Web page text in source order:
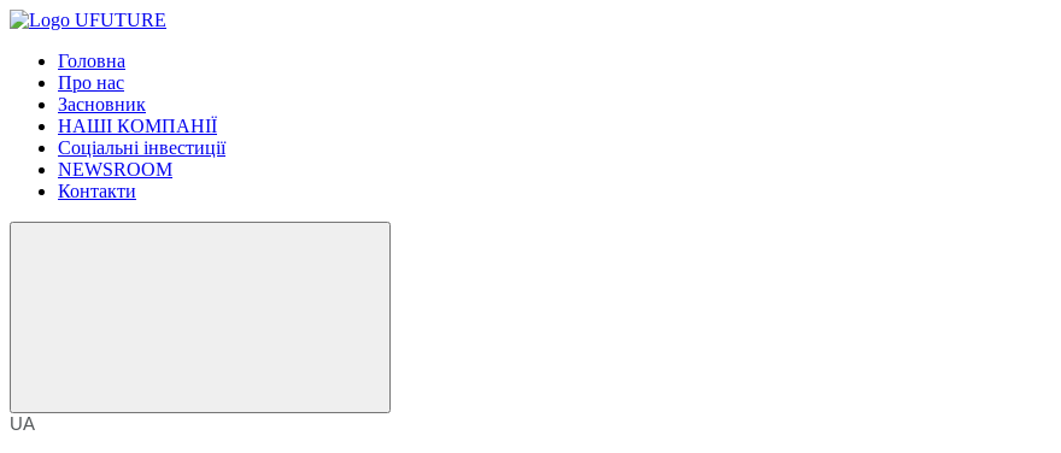
Головна
Про нас
Засновник
НАШІ КОМПАНІЇ
Соціальні інвестиції
NEWSROOM
Контакти
UA